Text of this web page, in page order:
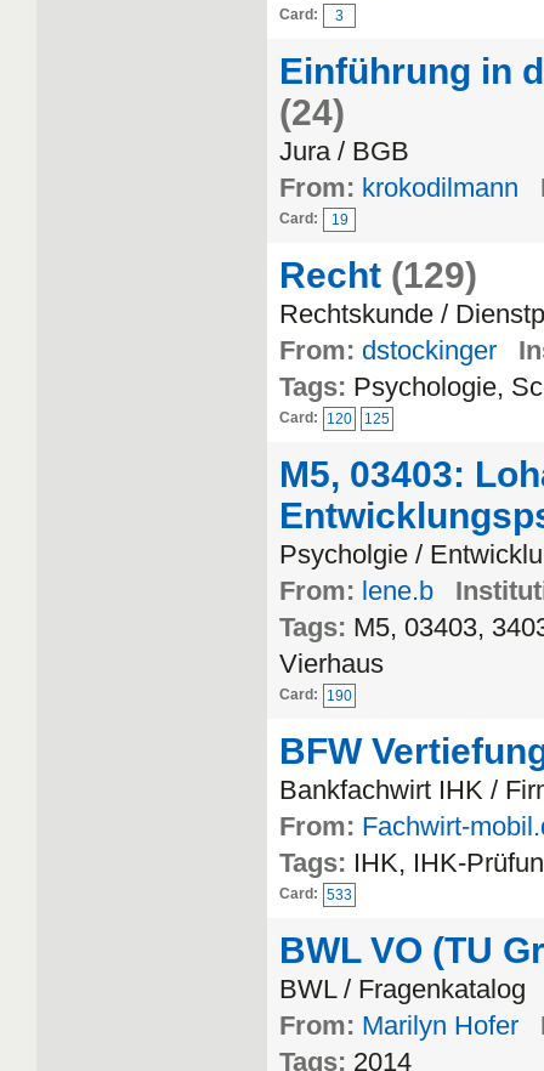
Card: 3
Einführung in
(24)
Jura / BGB
From: krokodilmann
Card: 19
Recht (129)
Rechtskunde /
From: dstockinger
Tags: Psychologie,
Card: 120 125
M5, 03403:
Psycholgie /
From: lene.b
Tags: M5, 03403,
Vierhaus
Card: 190
BFW
Bankfachwirt IHK /
From: Fachwirt-
Tags: IHK, IHK-
Card: 533
BWL VO (TU
BWL / Fragenkatalog
From: Marilyn Hofer
Tags: 2014